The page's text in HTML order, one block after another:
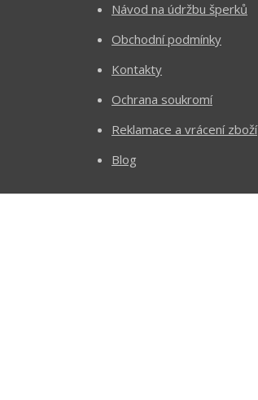
Návod na údržbu šperků
Obchodní podmínky
Kontakty
Ochrana soukromí
Reklamace a vrácení zboží
Blog